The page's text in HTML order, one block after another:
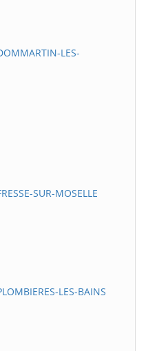
LES-
SUR-MOSELLE
LES-BAINS